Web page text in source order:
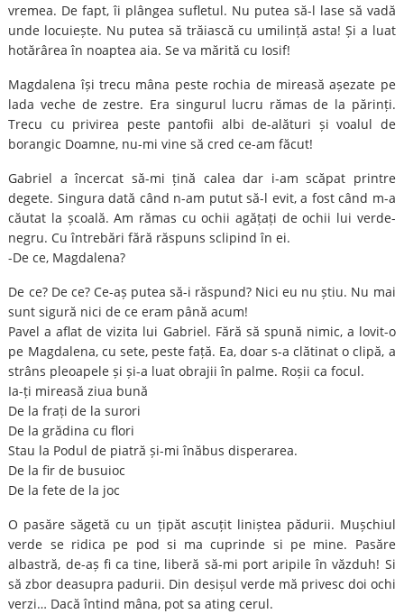
vremea. De fapt, îi plângea sufletul. Nu putea să-l lase să vadă
unde locuiește. Nu putea să trăiască cu umilință asta! Și a luat
hotărârea în noaptea aia. Se va mărită cu Iosif!
Magdalena își trecu mâna peste rochia de mireasă așezate pe
lada veche de zestre. Era singurul lucru rămas de la părinți.
Trecu cu privirea peste pantofii albi de-alături și voalul de
borangic Doamne, nu-mi vine să cred ce-am făcut!
Gabriel a încercat să-mi țină calea dar i-am scăpat printre
degete. Singura dată când n-am putut să-l evit, a fost când m-a
căutat la școală. Am rămas cu ochii agățați de ochii lui verde-
negru. Cu întrebări fără răspuns sclipind în ei.
-De ce, Magdalena?
De ce? De ce? Ce-aș putea să-i răspund? Nici eu nu știu. Nu mai
sunt sigură nici de ce eram până acum!
Pavel a aflat de vizita lui Gabriel. Fără să spună nimic, a lovit-o
pe Magdalena, cu sete, peste față. Ea, doar s-a clătinat o clipă, a
strâns pleoapele și și-a luat obrajii în palme. Roșii ca focul.
Ia-ți mireasă ziua bună
De la frați de la surori
De la grădina cu flori
Stau la Podul de piatră și-mi înăbus disperarea.
De la fir de busuioc
De la fete de la joc
O pasăre săgetă cu un țipăt ascuțit liniștea pădurii. Mușchiul
verde se ridica pe pod si ma cuprinde si pe mine. Pasăre
albastră, de-aș fi ca tine, liberă să-mi port aripile în văzduh! Si
să zbor deasupra padurii. Din desișul verde mă privesc doi ochi
verzi… Dacă întind mâna, pot sa ating cerul.